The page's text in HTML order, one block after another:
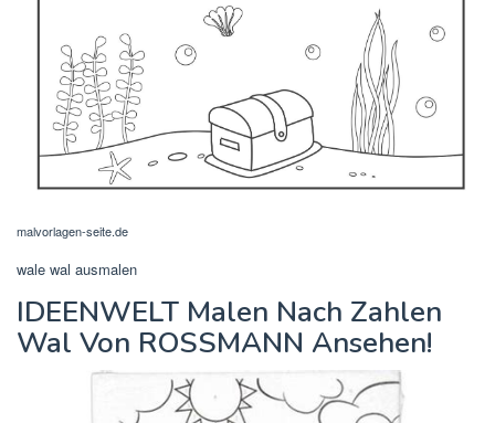
malvorlagen-seite.de
wale wal ausmalen
IDEENWELT Malen Nach Zahlen
Wal Von ROSSMANN Ansehen!